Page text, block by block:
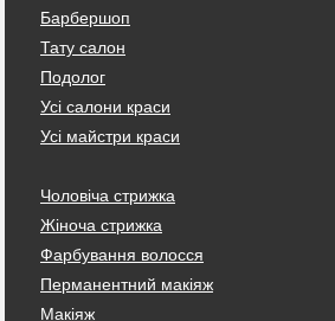
Барбершоп
Тату салон
Подолог
Усі салони краси
Усі майстри краси
Чоловіча стрижка
Жіноча стрижка
Фарбування волосся
Перманентний макіяж
Макіяж